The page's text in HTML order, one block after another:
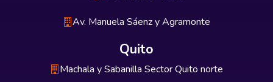
Av. Manuela Sáenz y Agramonte
Quito
Machala y Sabanilla Sector Quito norte